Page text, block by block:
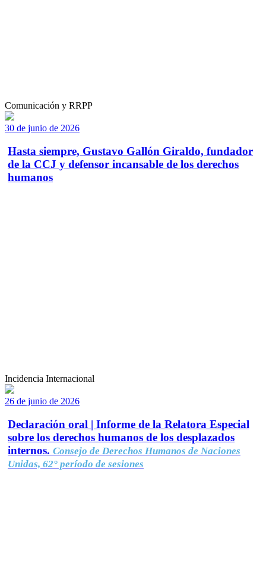
Comunicación y RRPP
30 de junio de 2026
Hasta siempre, Gustavo Gallón Giraldo, fundador
de la CCJ y defensor incansable de los derechos
humanos
Incidencia Internacional
26 de junio de 2026
Declaración oral | Informe de la Relatora Especial
sobre los derechos humanos de los desplazados
internos. Consejo de Derechos Humanos de Naciones
Unidas, 62° período de sesiones